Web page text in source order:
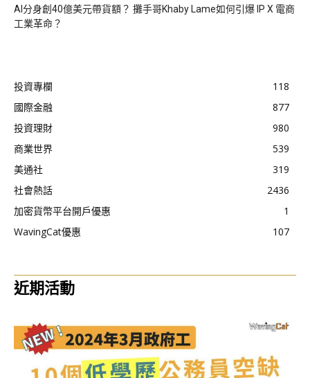
AI分身創40億美元帶貨額？ 攤手哥Khaby Lame如何引爆 IP X 電商
工業革命？
投資專欄
118
國際金融
877
投資理財
980
商業世界
539
美通社
319
社會熱話
2436
加密貨幣平台開戶優惠
1
WavingCat優惠
107
近期活動